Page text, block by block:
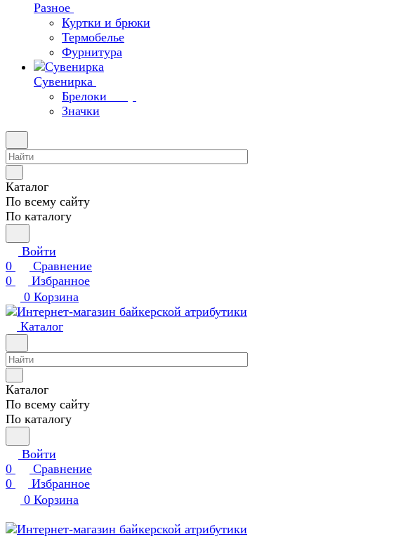
Разное
Куртки и брюки
Термобелье
Фурнитура
Сувенирка
Брелоки
Значки
Каталог
По всему сайту
По каталогу
Войти
0
Сравнение
0
Избранное
0 Корзина
Каталог
Каталог
По всему сайту
По каталогу
Войти
0
Сравнение
0
Избранное
0 Корзина